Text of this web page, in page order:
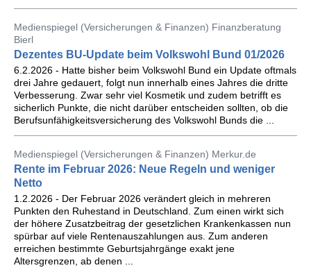
Medienspiegel (Versicherungen & Finanzen) Finanzberatung
Bierl
Dezentes BU-Update beim Volkswohl Bund 01/2026
6.2.2026 - Hatte bisher beim Volkswohl Bund ein Update oftmals
drei Jahre gedauert, folgt nun innerhalb eines Jahres die dritte
Verbesserung. Zwar sehr viel Kosmetik und zudem betrifft es
sicherlich Punkte, die nicht darüber entscheiden sollten, ob die
Berufsunfähigkeitsversicherung des Volkswohl Bunds die ...
Medienspiegel (Versicherungen & Finanzen) Merkur.de
Rente im Februar 2026: Neue Regeln und weniger
Netto
1.2.2026 - Der Februar 2026 verändert gleich in mehreren
Punkten den Ruhestand in Deutschland. Zum einen wirkt sich
der höhere Zusatzbeitrag der gesetzlichen Krankenkassen nun
spürbar auf viele Rentenauszahlungen aus. Zum anderen
erreichen bestimmte Geburtsjahrgänge exakt jene
Altersgrenzen, ab denen ...